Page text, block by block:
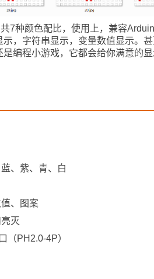
7种颜色配比，使用上，兼容
，字符串显示，变量数值显示。
编程小游戏，它都会给你满意的显
、紫、青、白
、图案
灭
（PH2.0-4P）